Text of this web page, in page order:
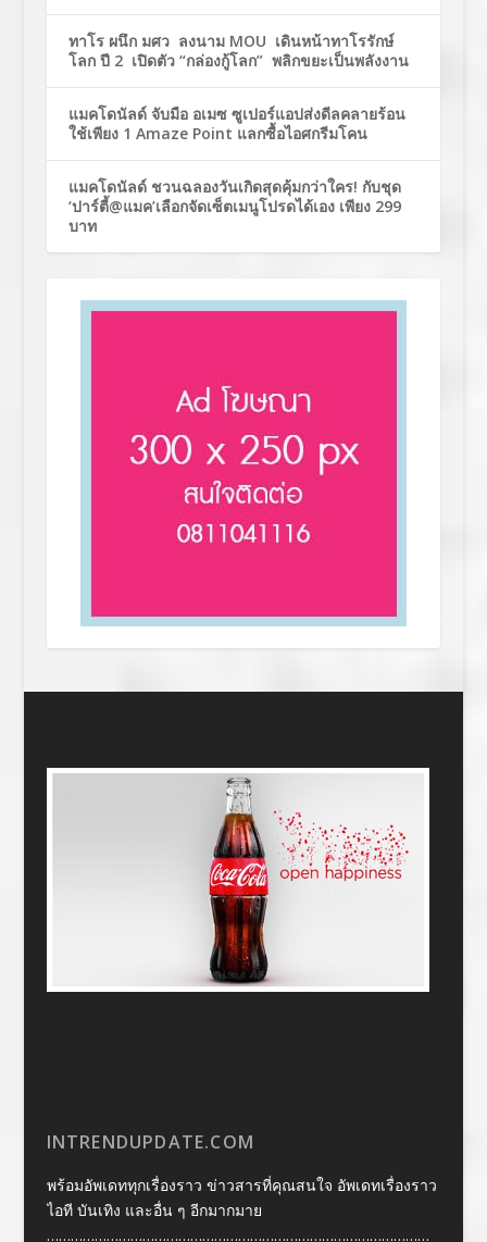
ทาโร ผนึก มศว ลงนาม MOU เดินหน้าทาโรรักษ์
โลก ปี 2 เปิดตัว “กล่องกู้โลก” พลิกขยะเป็นพลังงาน
แมคโดนัลด์ จับมือ อเมซ ซูเปอร์แอปส่งดีลคลายร้อน
ใช้เพียง 1 Amaze Point แลกซื้อไอศกรีมโคน
แมคโดนัลด์ ชวนฉลองวันเกิดสุดคุ้มกว่าใคร! กับชุด
‘ปาร์ตี้@แมค’เลือกจัดเซ็ตเมนูโปรดได้เอง เพียง 299
บาท
INTRENDUPDATE.COM
พร้อมอัพเดททุกเรื่องราว ข่าวสารที่คุณสนใจ อัพเดทเรื่องราว
ไอที บันเทิง และอื่น ๆ อีกมากมาย
……………………………………………………………………………………